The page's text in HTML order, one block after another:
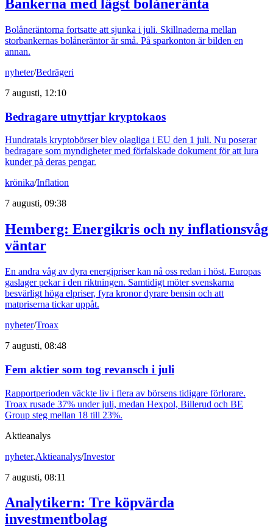
Bankerna med lägst bolåneränta
Bolåneräntorna fortsatte att sjunka i juli. Skillnaderna mellan
storbankernas bolåneräntor är små. På sparkonton är bilden en
annan.
nyheter/Bedrägeri
7 augusti, 12:10
Bedragare utnyttjar kryptokaos
Hundratals kryptobörser blev olagliga i EU den 1 juli. Nu poserar
bedragare som myndigheter med förfalskade dokument för att lura
kunder på deras pengar.
krönika/Inflation
7 augusti, 09:38
Hemberg: Energikris och ny inflationsvåg
väntar
En andra våg av dyra energipriser kan nå oss redan i höst. Europas
gaslager pekar i den riktningen. Samtidigt möter svenskarna
besvärligt höga elpriser, fyra kronor dyrare bensin och att
matpriserna tickar uppåt.
nyheter/Troax
7 augusti, 08:48
Fem aktier som tog revansch i juli
Rapportperioden väckte liv i flera av börsens tidigare förlorare.
Troax rusade 37% under juli, medan Hexpol, Billerud och BE
Group steg mellan 18 till 23%.
Aktieanalys
nyheter,Aktieanalys/Investor
7 augusti, 08:11
Analytikern: Tre köpvärda
investmentbolag